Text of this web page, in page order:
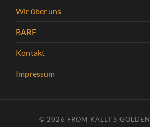
Wir über uns
BARF
Kontakt
Impressum
© 2026 FROM KALLI´S GOLDEN